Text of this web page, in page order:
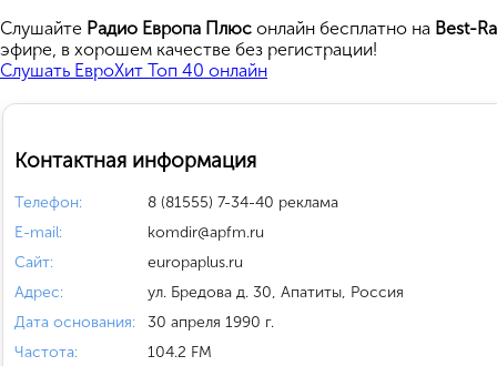
Cлушайте Радио Европа Плюс онлайн бесплатно на Best-
эфире, в хорошем качестве без регистрации!
Слушать ЕвроХит Топ 40 онлайн
Контактная информация
Телефон:
8 (81555) 7-34-40 реклама
E-mail:
komdir@apfm.ru
Сайт:
europaplus.ru
Адрес:
ул. Бредова д. 30, Апатиты, Россия
Дата основания:
30 апреля 1990 г.
Частота:
104.2 FM